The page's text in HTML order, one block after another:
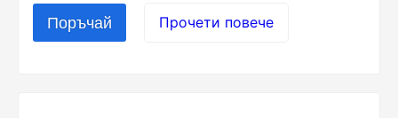
Прочети повече